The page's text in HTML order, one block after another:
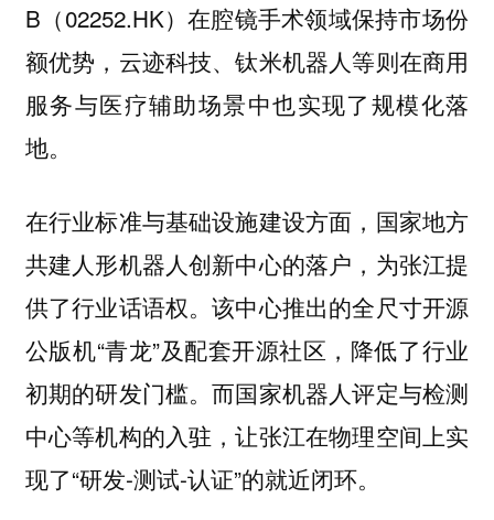
B（02252.HK）在腔镜手术领域保持市场份
额优势，云迹科技、钛米机器人等则在商用
服务与医疗辅助场景中也实现了规模化落
地。
在行业标准与基础设施建设方面，国家地方
共建人形机器人创新中心的落户，为张江提
供了行业话语权。该中心推出的全尺寸开源
公版机“青龙”及配套开源社区，降低了行业
初期的研发门槛。而国家机器人评定与检测
中心等机构的入驻，让张江在物理空间上实
现了“研发-测试-认证”的就近闭环。